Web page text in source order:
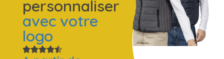
personnaliser
avec votre
logo